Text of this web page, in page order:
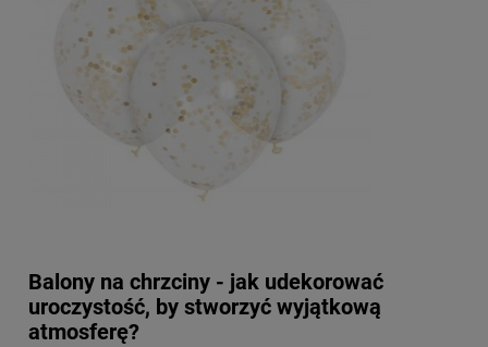
Balony na chrzciny - jak udekorować
uroczystość, by stworzyć wyjątkową
atmosferę?